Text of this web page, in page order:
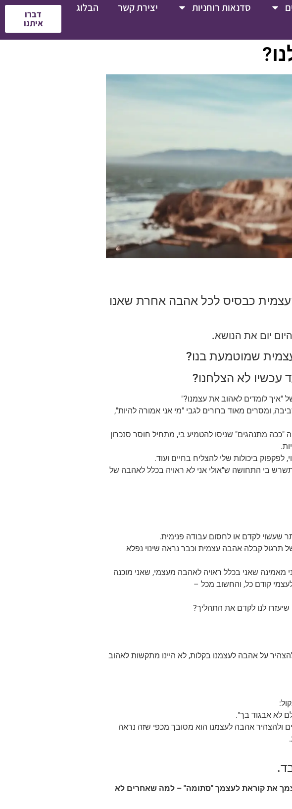
סדנאות רוחניות יצירת קשר
הבלוג
דברו
איתנו
כבסיס לכל אהבה אחרת שאנו
יום את הנושא.
שמוטמעת בנו?
עכשיו לא הצלחנו?
"איך לומדים לאהוב את עצמנו?"
ומסרים מאוד ברורים לגבי "מי אני אמורה להיות",
מתנהגים" שניסו להטמיע בי, מתחיל חוסר סנכרון
לפקפוק ביכולות שלי להצליח בחיים ועוד.
בי התחושה ש"אולי אני לא ראויה בכלל לאהבה של
שעשוי לקדם או לחסום עבודה פנימית.
תרגול קבלה אהבה עצמית וכבר נראה שינוי נפלא
שאני בכלל ראויה לאהבה מעצמי, שאני מוכנה
קודם כל, והחשוב מכל –
שיעזרו לנו לקדם את התהליך?
על אהבה לעצמנו בקלות, לא היינו מתקשות לאהוב
לא אבגוד בך".
ולהצהיר אהבה לעצמנו הוא מסובך מכפי שזה נראה
את קוראת לעצמך "סתומה" – למה שאחרים לא